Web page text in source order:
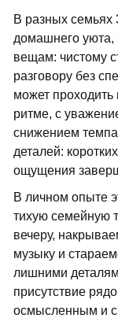
В разных семьях
домашнего уюта,
вещам: чистому
разговору без
может
ритме, с
снижением
деталей:
ощущения
В личном опыте
тихую семейную
вечеру,
музыку и
лишними
присутствие
осмысленным и